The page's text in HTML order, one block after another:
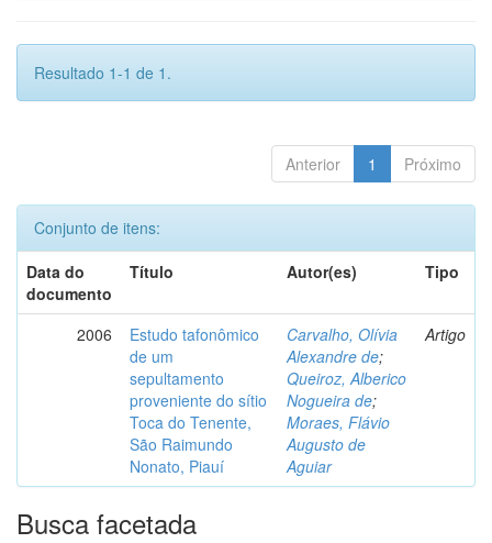
Resultado 1-1 de 1.
Anterior 1 Próximo
Conjunto de itens:
Data do
documento
Título Autor(es) Tipo
2006
Estudo tafonômico
de um
sepultamento
proveniente do sítio
Toca do Tenente,
São Raimundo
Nonato, Piauí
Carvalho, Olívia
Alexandre de;
Queiroz, Alberico
Nogueira de;
Moraes, Flávio
Augusto de
Aguiar
Artigo
Busca facetada